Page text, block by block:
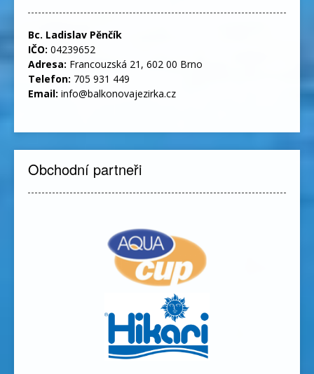
Bc. Ladislav Pěnčík
IČO: 04239652
Adresa: Francouzská 21, 602 00 Brno
Telefon: 705 931 449
Email: info@balkonovajezirka.cz
Obchodní partneři